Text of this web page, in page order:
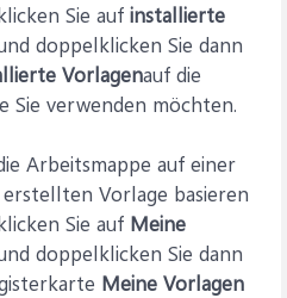
Sie auf installierte
doppelklicken Sie dann
Vorlagenauf die
Sie verwenden möchten.
Arbeitsmappe auf einer
Vorlage basieren
Sie auf Meine
doppelklicken Sie dann
Meine Vorlagen